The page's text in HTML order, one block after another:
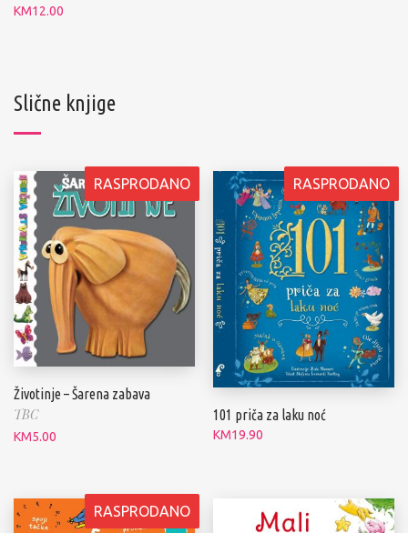
KM12.00
Slične knjige
RASPRODANO
Životinje – Šarena zabava
TBC
KM5.00
RASPRODANO
101 priča za laku noć
KM19.90
RASPRODANO